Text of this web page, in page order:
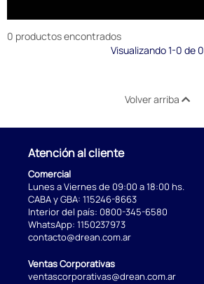
0 productos encontrados
Visualizando 1-0 de 0
Volver arriba
Atención al cliente
Comercial
Lunes a Viernes de 09:00 a 18:00 hs.
CABA y GBA: 115246-8663
Interior del país: 0800-345-6580
WhatsApp: 1150237973
contacto@drean.com.ar
Ventas Corporativas
ventascorporativas@drean.com.ar